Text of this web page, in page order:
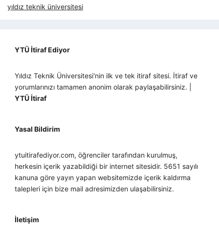
yıldız teknik üniversitesi
YTÜ İtiraf Ediyor
Yıldız Teknik Üniversitesi'nin ilk ve tek itiraf sitesi. İtiraf ve
yorumlarınızı tamamen anonim olarak paylaşabilirsiniz. |
YTÜ İtiraf
Yasal Bildirim
ytuitirafediyor.com, öğrenciler tarafından kurulmuş,
herkesin içerik yazabildiği bir internet sitesidir. 5651 sayılı
kanuna göre yayın yapan websitemizde içerik kaldırma
talepleri için bize mail adresimizden ulaşabilirsiniz.
İletişim